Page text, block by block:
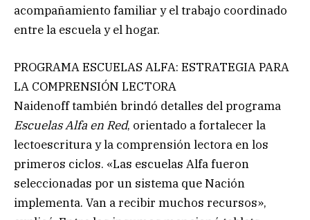
acompañamiento familiar y el trabajo coordinado
entre la escuela y el hogar.
PROGRAMA ESCUELAS ALFA: ESTRATEGIA PARA
LA COMPRENSIÓN LECTORA
Naidenoff también brindó detalles del programa
Escuelas Alfa en Red, orientado a fortalecer la
lectoescritura y la comprensión lectora en los
primeros ciclos. «Las escuelas Alfa fueron
seleccionadas por un sistema que Nación
implementa. Van a recibir muchos recursos»,